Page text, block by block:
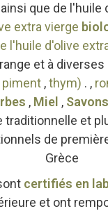
que de l'huile
extra vierge
l'huile d'olive
et à diverses
piment ,thym) . ,
, Miel ,
traditionnelle et
de
Grèce
certifiés en
et ont